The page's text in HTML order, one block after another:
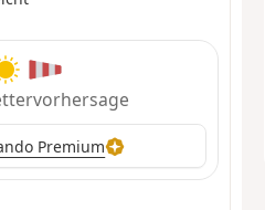
Premium